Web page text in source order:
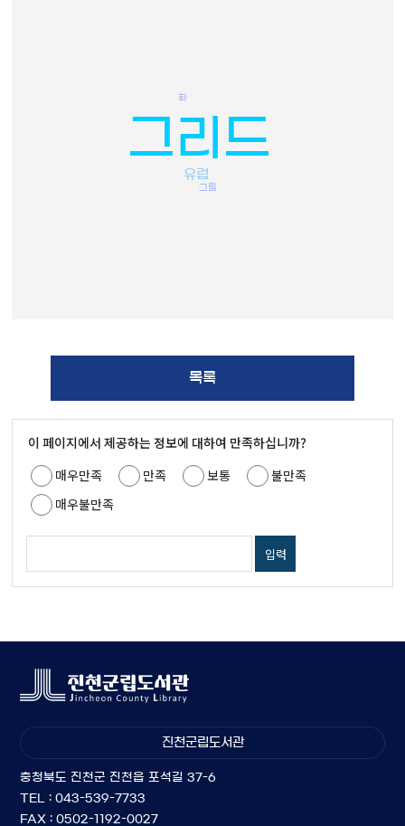
그리드
유럽
그림
화
목록
이 페이지에서 제공하는 정보에 대하여 만족하십니까?
매우만족
만족 보통
불만족
매우불만족
진천군립도서관
충청북도 진천군 진천읍 포석길 37-6
TEL : 043-539-7733
FAX : 0502-1192-0027